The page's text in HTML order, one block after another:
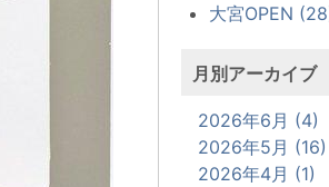
大宮OPEN
月別アーカイブ
2026年6月 (4)
2026年5月 (16)
2026年4月 (1)